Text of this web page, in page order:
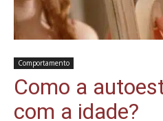
Comportamento
Como a
com a idade?